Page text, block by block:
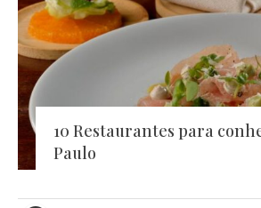
10 Restaurantes para
Paulo